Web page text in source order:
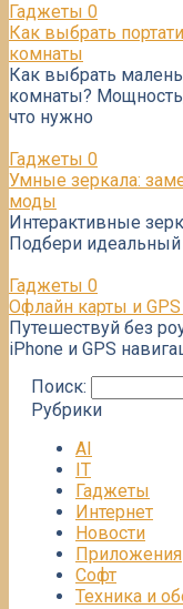
Гаджеты 0
Как выбрать
комнаты
Как выбрать
комнаты?
что нужно
Гаджеты 0
Умные зеркала:
моды
Интерактивные
Подбери идеальный
Гаджеты 0
Офлайн карты и GPS
Путешествуй без
iPhone и GPS
Поиск:
Рубрики
AI
IT
Гаджеты
Интернет
Новости
Приложения
Софт
Техника и